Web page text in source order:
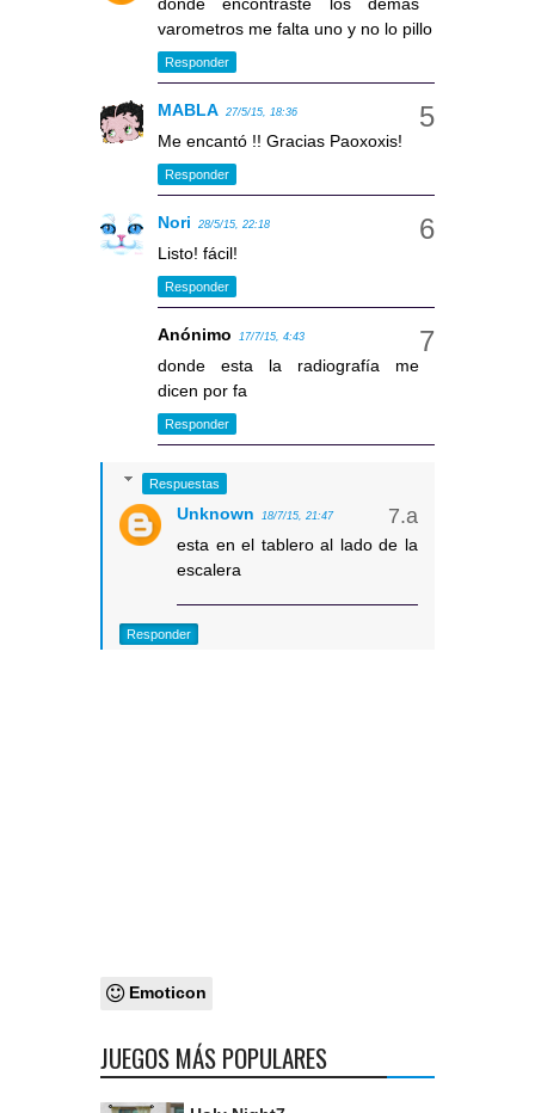
varometros me falta uno y no lo pillo
Responder
MABLA 27/5/15, 18:36
Me encantó !! Gracias Paoxoxis!
Responder
Nori 28/5/15, 22:18
Listo! fácil!
Responder
Anónimo 17/7/15, 4:43
donde esta la radiografía me
dicen por fa
Responder
Respuestas
Unknown 18/7/15, 21:47
esta en el tablero al lado de la
escalera
Responder
Emoticon
JUEGOS MÁS POPULARES